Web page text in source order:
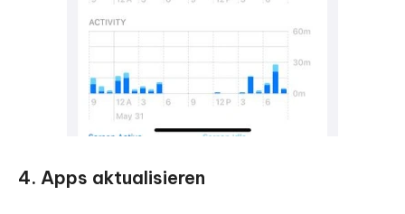
4. Apps aktualisieren